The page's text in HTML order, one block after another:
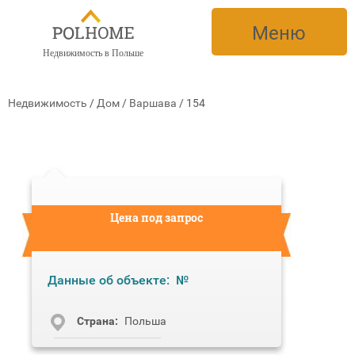
Недвижимость в Польше
Меню
Недвижимость / Дом / Варшава / 154
Цена под запрос
Данные об объекте: №
Cтрана: Польша